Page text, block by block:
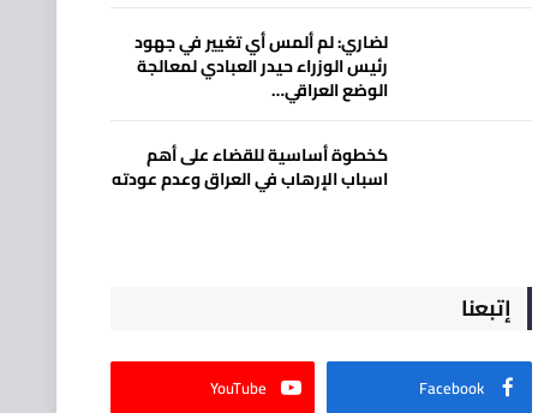
لضاري: لم ألمس أي تغيير في جهود
رئيس الوزراء حيدر العبادي لمعالجة
الوضع العراقي…
كخطوة أساسية للقضاء على أهم
اسباب الإرهاب في العراق وعدم عودته
إتبعنا
Facebook
YouTube